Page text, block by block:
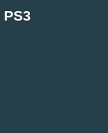
PS3